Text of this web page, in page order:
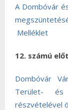
A Dombóvár
Melléklet
12. számú
Dombóvár
Terület- és
részvételével